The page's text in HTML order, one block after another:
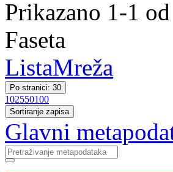
Prikazano 1-1
Faseta
ListaMreža
Po stranici: 30
102550100
Sortiranje zapisa
Glavni